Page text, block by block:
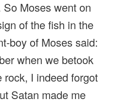
Moses went on
of the fish in the
boy of Moses said:
when we betook
rock, I indeed forgot
Satan made me